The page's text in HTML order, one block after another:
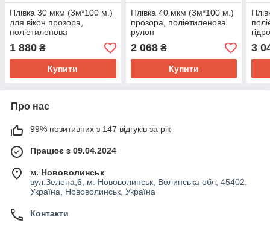
Плівка 30 мкм (3м*100 м.)
для вікон прозора,
поліетиленова
1 880 ₴
Купити
Плівка 40 мкм (3м*100 м.)
прозора, поліетиленова
рулон
2 068₴
Купити
3
Про нас
99% позитивних з 147 відгуків за рік
Працює з 09.04.2024
м. Нововолинськ
вул.Зелена,6, м. Нововолинськ, Волинська обл, 45402.
Україна, Нововолинськ, Україна
Контакти